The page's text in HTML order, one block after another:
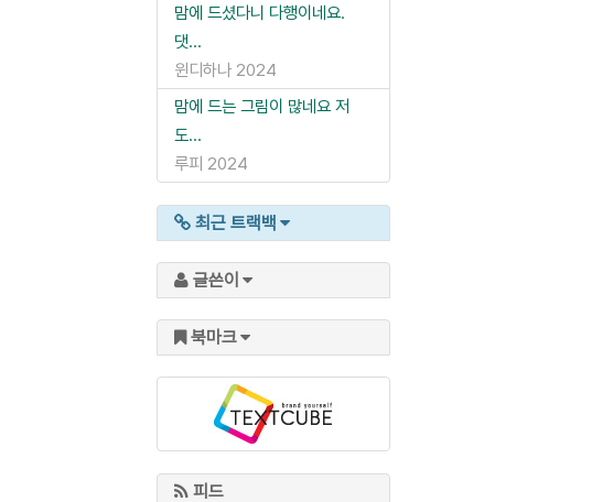
맘에 드셨다니 다행이네요.
댓...
윈디하나 2024
맘에 드는 그림이 많네요 저
도...
루피 2024
최근 트랙백
글쓴이
북마크
피드